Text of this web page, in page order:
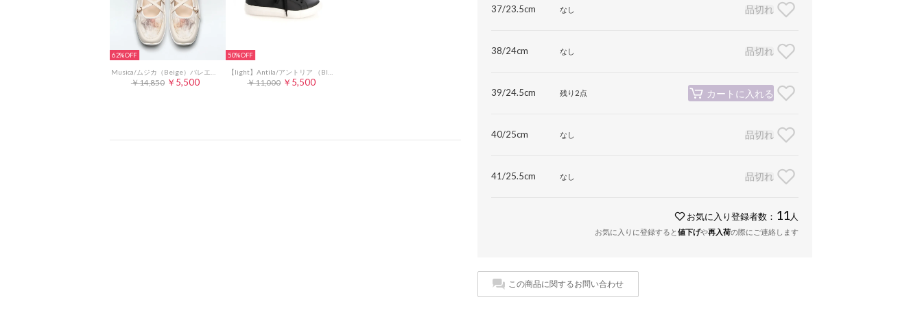
62%
￥14,850 ￥5,500
50%
￥11,000 ￥5,500
37/23.5cm なし 品切れ
38/24cm なし 品切れ
39/24.5cm 残り2点 カートに入れる
40/25cm なし 品切れ
41/25.5cm なし 品切れ
お気に入り登録者数： 11 人
お気に入りに登録すると値下げや再入荷の際にご連絡します
この商品に関するお問い合わせ